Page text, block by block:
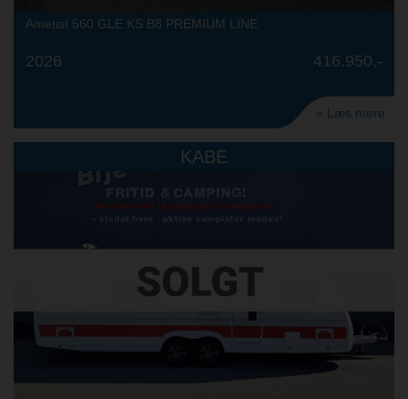
Ametist 560 GLE KS B8 PREMIUM LINE
2026 416.950,-
» Læs mere
KABE